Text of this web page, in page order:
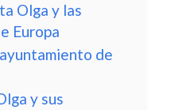
Olga y las
Europa
de
y sus